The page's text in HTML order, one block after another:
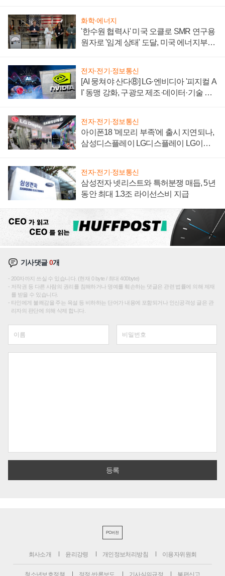
화학·에너지
'한수원 협력사' 미국 오클로 SMR 연구용
원자로 '임계 상태' 도달, 미국 에너지부
전자·전기·정보통신
[AI 뭉쳐야 산다⑧] LG·엔비디아 '피지컬 A
I' 동맹 강화, 구광모 제조·데이터·기술 결
전자·전기·정보통신
아이폰18 '메모리 부족'에 출시 지연되나,
삼성디스플레이 LG디스플레이 LG이노
전자·전기·정보통신
삼성전자 넷리스트와 특허분쟁 매듭, 5년
동안 최대 1.3조 라이선스비 지급
기사댓글0개
200자까지 쓰실 수 있습니다. (현재 0 byte / 최대 400byte)
저작권 등 다른 사람의 권리를 침해하거나 명예를 훼손하는 댓글은 관련 법률에 의해 제재
를 받을 수 있습니다.
타인에게 불쾌감을 주는 욕설 등 비하하는 단어가 내용에 포함되거나 인신공격성 글은 관
리자의 판단에 의해 삭제 합니다.
PC버전
회사소개 윤리강령 개인정보처리방침 이용자위원회